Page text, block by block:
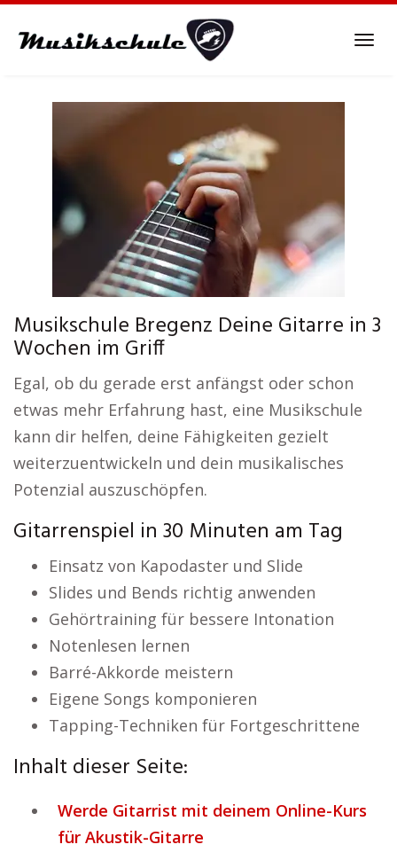
Musikschule Bregenz Deine Gitarre in 3
Wochen im Griff
Egal, ob du gerade erst anfängst oder schon
etwas mehr Erfahrung hast, eine Musikschule
kann dir helfen, deine Fähigkeiten gezielt
weiterzuentwickeln und dein musikalisches
Potenzial auszuschöpfen.
Gitarrenspiel in 30 Minuten am Tag
Einsatz von Kapodaster und Slide
Slides und Bends richtig anwenden
Gehörtraining für bessere Intonation
Notenlesen lernen
Barré-Akkorde meistern
Eigene Songs komponieren
Tapping-Techniken für Fortgeschrittene
Inhalt dieser Seite:
Werde Gitarrist mit deinem Online-Kurs
für Akustik-Gitarre